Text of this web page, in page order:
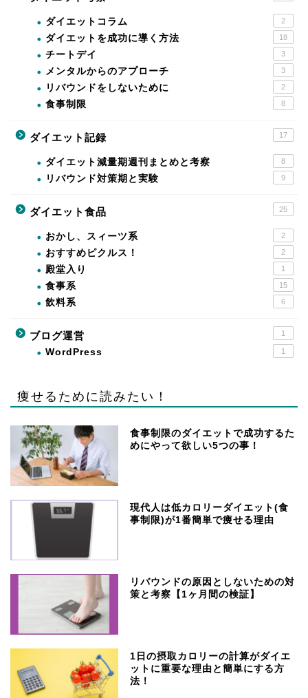
ダイエットコラム 2
ダイエットを成功に導く方法 18
チートデイ 3
メンタルからのアプローチ 3
リバウンドをしないために 2
食事制限 8
ダイエット記録 17
ダイエット減量期週刊まとめと考察 8
リバウンド対策期と実験 9
ダイエット食品 25
おかし、スィーツ系 2
おすすめピクルス！ 2
殿堂入り 1
食事系 15
飲料系 6
ブログ運営 1
WordPress 1
痩せるために読みたい！
食事制限のダイエットで成功するた
めにやって欲しい5つの事！
現代人は低カロリーダイエット(食
事制限)が1番簡単で痩せる理由
リバウンドの原因としないための対
策と考察【1ヶ月間の検証】
1日の摂取カロリーの計算がダイエ
ットに重要な理由と簡単にする方
法！